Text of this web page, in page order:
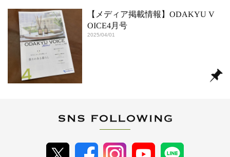
【メディア掲載情報】ODAKYU V
OICE4月号
2025/04/01